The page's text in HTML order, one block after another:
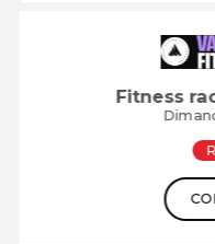
Fitness